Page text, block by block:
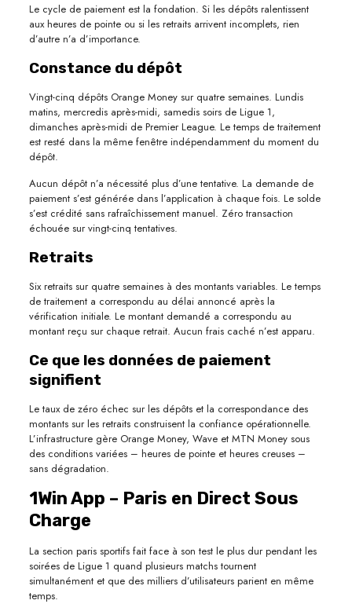
Le cycle de paiement est la fondation. Si les dépôts ralentissent
aux heures de pointe ou si les retraits arrivent incomplets, rien
d’autre n’a d’importance.
Constance du dépôt
Vingt-cinq dépôts Orange Money sur quatre semaines. Lundis
matins, mercredis après-midi, samedis soirs de Ligue 1,
dimanches après-midi de Premier League. Le temps de traitement
est resté dans la même fenêtre indépendamment du moment du
dépôt.
Aucun dépôt n’a nécessité plus d’une tentative. La demande de
paiement s’est générée dans l’application à chaque fois. Le solde
s’est crédité sans rafraîchissement manuel. Zéro transaction
échouée sur vingt-cinq tentatives.
Retraits
Six retraits sur quatre semaines à des montants variables. Le temps
de traitement a correspondu au délai annoncé après la
vérification initiale. Le montant demandé a correspondu au
montant reçu sur chaque retrait. Aucun frais caché n’est apparu.
Ce que les données de paiement
signifient
Le taux de zéro échec sur les dépôts et la correspondance des
montants sur les retraits construisent la confiance opérationnelle.
L’infrastructure gère Orange Money, Wave et MTN Money sous
des conditions variées – heures de pointe et heures creuses –
sans dégradation.
1Win App – Paris en Direct Sous
Charge
La section paris sportifs fait face à son test le plus dur pendant les
soirées de Ligue 1 quand plusieurs matchs tournent
simultanément et que des milliers d’utilisateurs parient en même
temps.